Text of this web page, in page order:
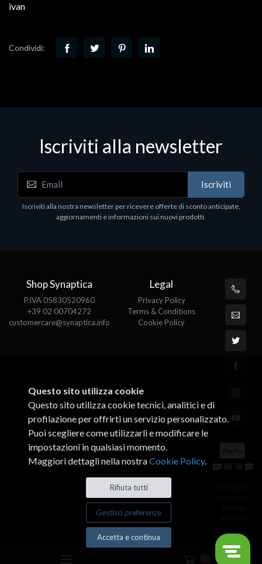
ivan
Condividi:
Iscriviti alla newsletter
Iscriviti
Iscriviti alla nostra newsletter per ricevere offerte di sconto anticipate,
aggiornamenti e informazioni sui nuovi prodotti.
Shop Synaptica
P.IVA 05830520960
+39 02 00704272
customercare@synaptica.info
Legal
Privacy Policy
Terms & Conditions
Cookie Policy
Questo sito utilizza cookie
Questo sito utilizza cookie tecnici, analitici e di
profilazione per offrirti un servizio personalizzato.
Puoi scegliere come utilizzarli e modificare le
impostazioni in qualsiasi momento.
Maggiori dettagli nella nostraCookie Policy.
Rifiuta tutti
Gestisci preferenze
Accetta e continua